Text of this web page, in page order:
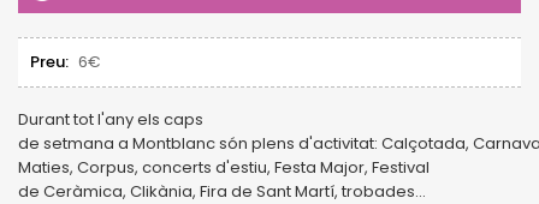
Preu: 6€
Durant tot l'any els caps
de setmana a Montblanc són plens d'activitat: Calçotada,
Maties, Corpus, concerts d'estiu, Festa Major, Festival
de Ceràmica, Clikània, Fira de Sant Martí, trobades...